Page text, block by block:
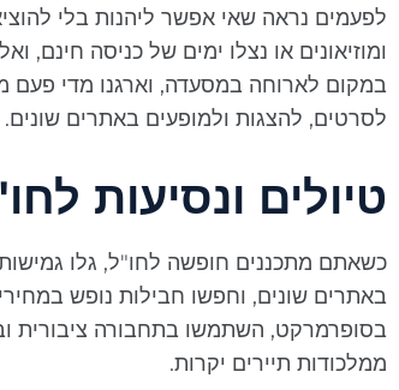
לפעמים נראה שאי אפשר ליהנות בלי
ומוזיאונים או נצלו ימים של כניסה חינם,
במקום לארוחה במסעדה, וארגנו מדי פעם
לסרטים, להצגות ולמופעים באתרים שונים.
טיולים ונסיעות
כשאתם מתכננים חופשה לחו"ל, גלו גמישות
באתרים שונים, וחפשו חבילות נופש
בסופרמרקט, השתמשו בתחבורה ציבורית
ממלכודות תיירים יקרות.